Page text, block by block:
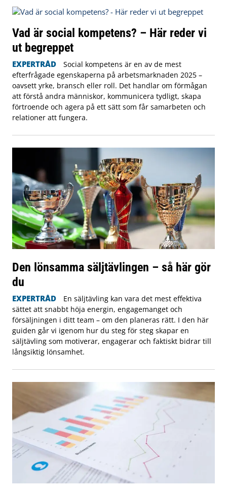
Vad är social kompetens? – Här reder vi
ut begreppet
EXPERTRÅD
Social kompetens är en av de mest
efterfrågade egenskaperna på arbetsmarknaden 2025 –
oavsett yrke, bransch eller roll. Det handlar om förmågan
att förstå andra människor, kommunicera tydligt, skapa
förtroende och agera på ett sätt som får samarbeten och
relationer att fungera.
Den lönsamma säljtävlingen – så här gör
du
EXPERTRÅD
En säljtävling kan vara det mest effektiva
sättet att snabbt höja energin, engagemanget och
försäljningen i ditt team – om den planeras rätt. I den här
guiden går vi igenom hur du steg för steg skapar en
säljtävling som motiverar, engagerar och faktiskt bidrar till
långsiktig lönsamhet.